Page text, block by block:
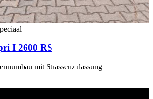
I 2600 RS
mit Strassenzulassung